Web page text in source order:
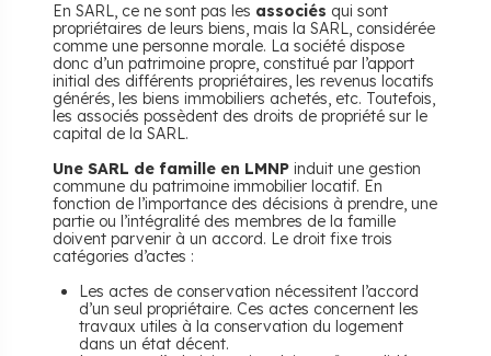
En SARL, ce ne sont pas les associés qui sont
propriétaires de leurs biens, mais la SARL, considérée
comme une personne morale. La société dispose
donc d’un patrimoine propre, constitué par l’apport
initial des différents propriétaires, les revenus locatifs
générés, les biens immobiliers achetés, etc. Toutefois,
les associés possèdent des droits de propriété sur le
capital de la SARL.
Une SARL de famille en LMNP induit une gestion
commune du patrimoine immobilier locatif. En
fonction de l’importance des décisions à prendre, une
partie ou l’intégralité des membres de la famille
doivent parvenir à un accord. Le droit fixe trois
catégories d’actes :
Les actes de conservation nécessitent l’accord
d’un seul propriétaire. Ces actes concernent les
travaux utiles à la conservation du logement
dans un état décent.